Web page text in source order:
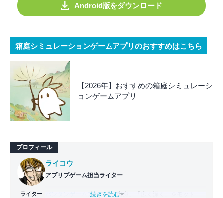
Android版をダウンロード
箱庭シミュレーションゲームアプリのおすすめはこちら
【2026年】おすすめの箱庭シミュレーシ
ョンゲームアプリ
プロフィール
ライター
ライコウ
アプリブゲーム担当ライター
バンタンゲームアカデミー 出身。「広く深く」をモットー
...続きを読む